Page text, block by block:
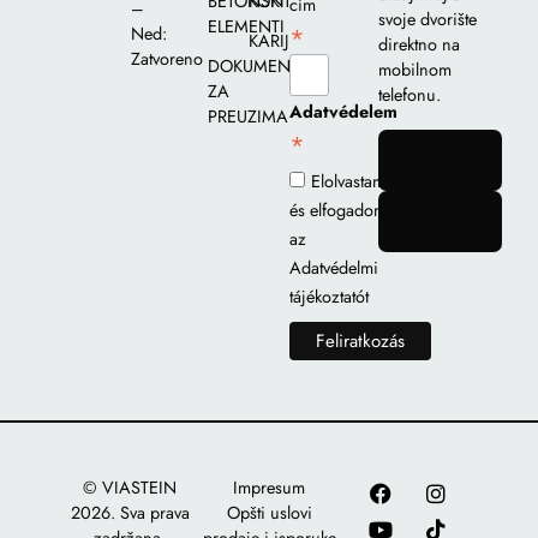
–
Ned:
Zatvoreno
ELEMENTI
DOKUMENTI
ZA
PREUZIMANJE
KARIJERA
cím
*
Adatvédelem
*
Elolvastam
és elfogadom
az
Adatvédelmi
tájékoztatót
svoje dvorište
direktno na
mobilnom
telefonu.
© VIASTEIN
2026. Sva prava
Impresum
Opšti uslovi